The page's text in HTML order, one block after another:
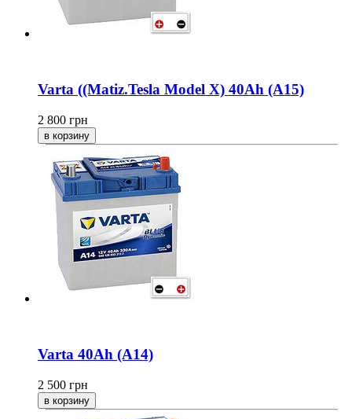
Varta ((Matiz.Tesla Model X) 40Ah (A15)
2 800 грн
Varta 40Ah (A14)
2 500 грн